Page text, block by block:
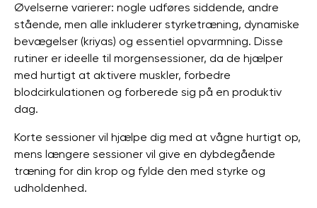
Øvelserne varierer: nogle udføres siddende, andre
stående, men alle inkluderer styrketræning, dynamiske
bevægelser (kriyas) og essentiel opvarmning. Disse
rutiner er ideelle til morgensessioner, da de hjælper
med hurtigt at aktivere muskler, forbedre
blodcirkulationen og forberede sig på en produktiv
dag.
Korte sessioner vil hjælpe dig med at vågne hurtigt op,
mens længere sessioner vil give en dybdegående
træning for din krop og fylde den med styrke og
udholdenhed.